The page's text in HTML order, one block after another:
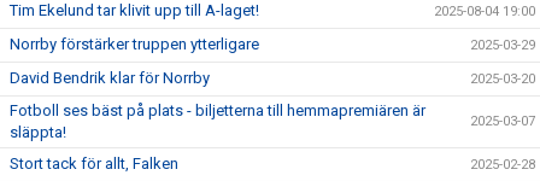
Tim Ekelund tar klivit upp till A-laget! 2025-08-04 19:00
Norrby förstärker truppen ytterligare 2025-03-29
David Bendrik klar för Norrby 2025-03-20
Fotboll ses bäst på plats - biljetterna till hemmapremiären är
släppta!
2025-03-07
Stort tack för allt, Falken 2025-02-28